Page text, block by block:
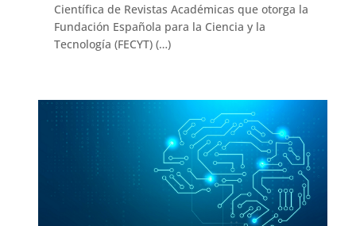
Científica de Revistas Académicas que otorga la
Fundación Española para la Ciencia y la
Tecnología (FECYT) (…)